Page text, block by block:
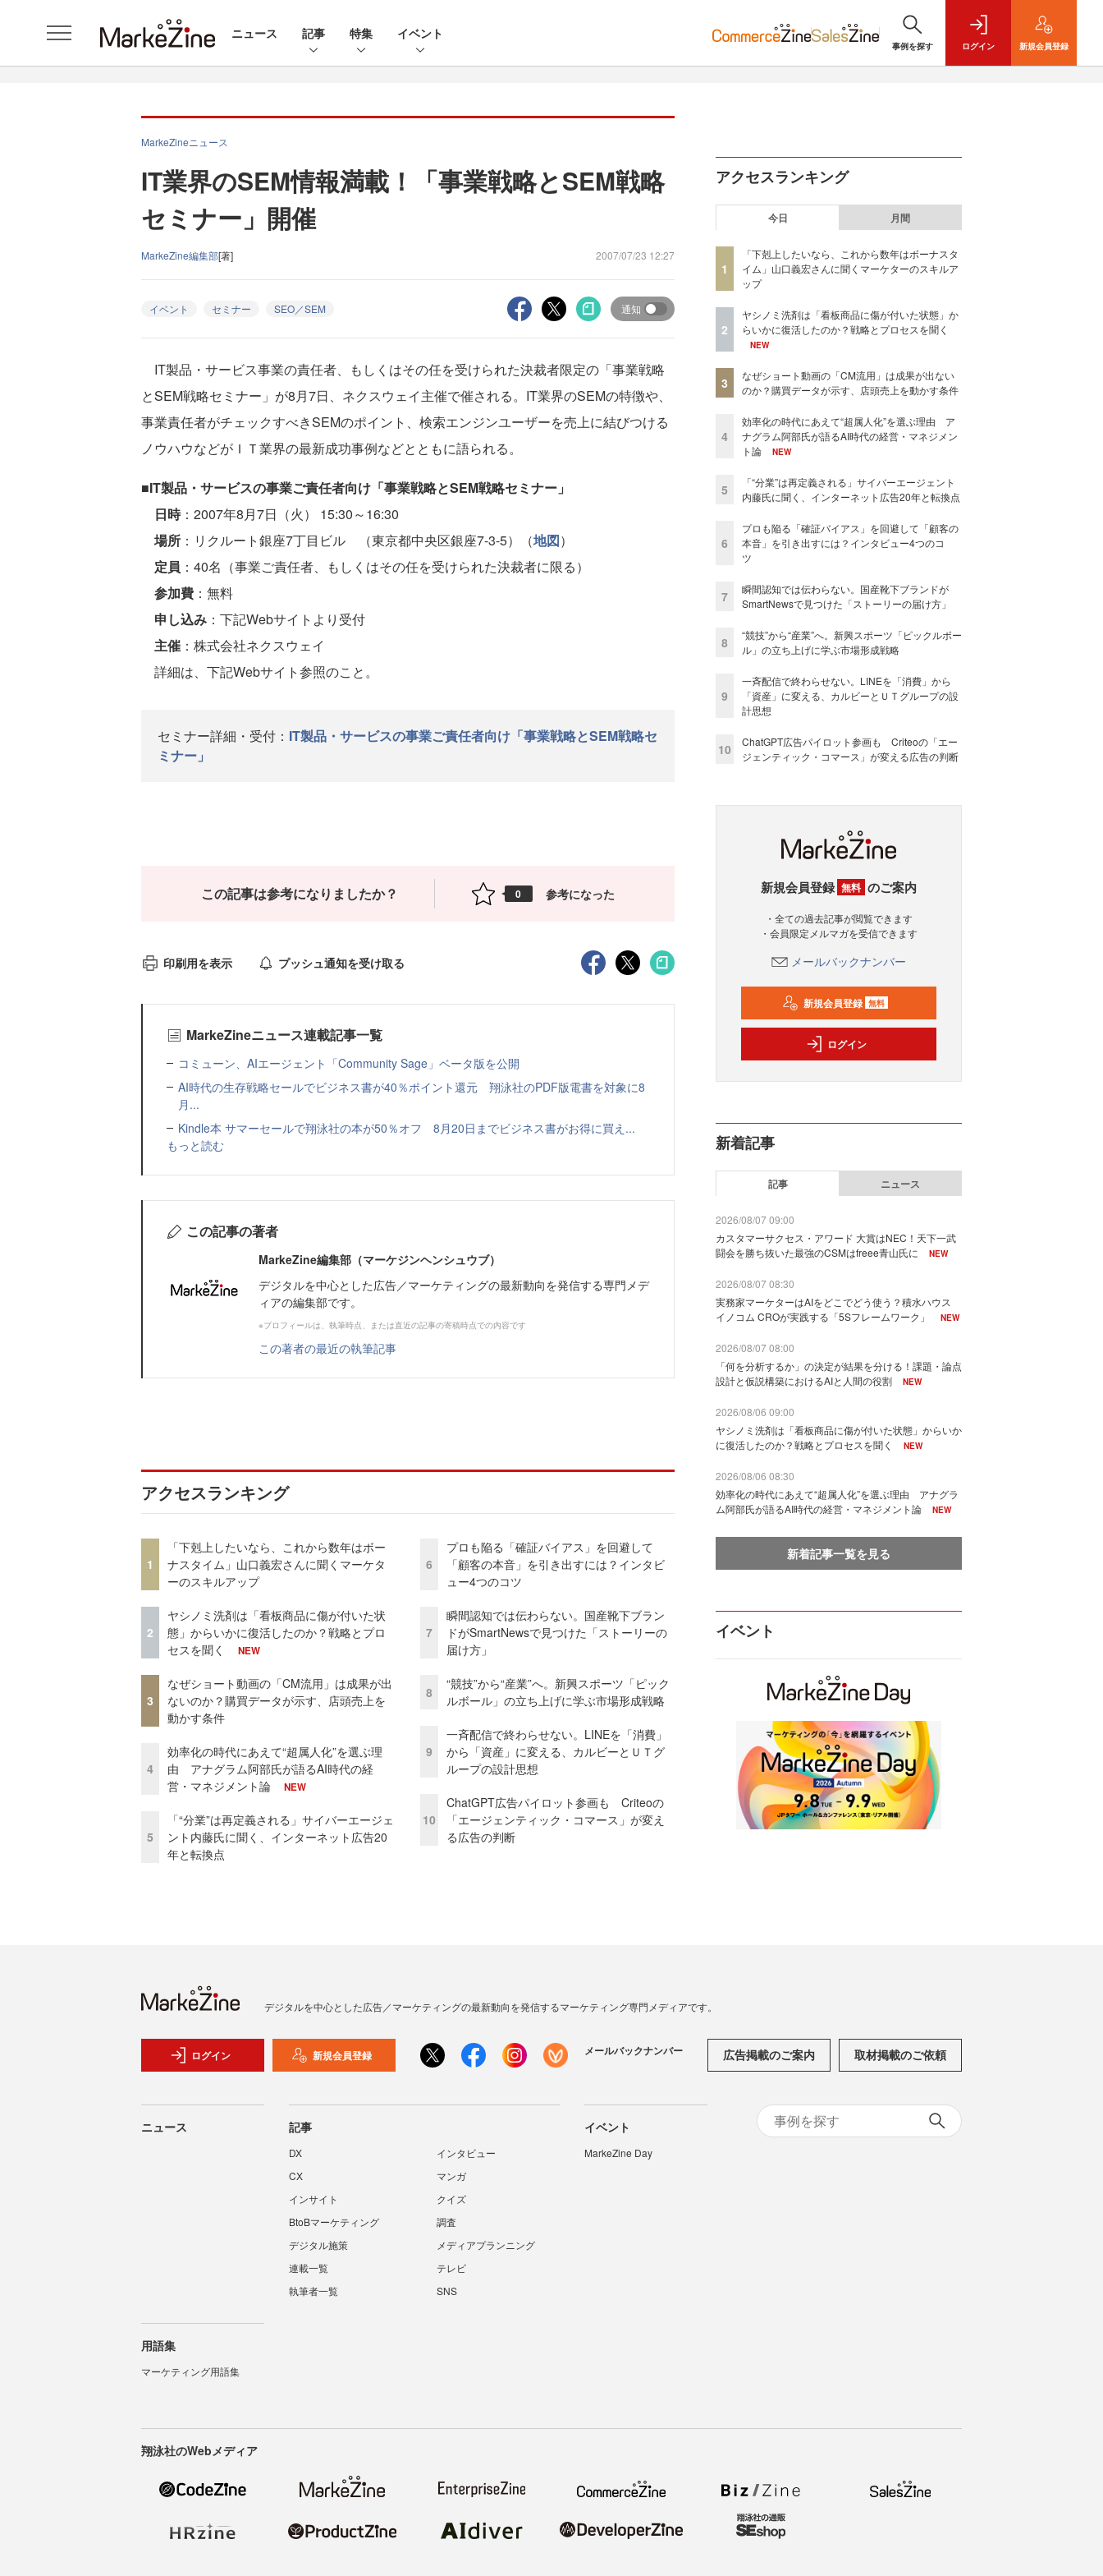
ニュース 記事 特集 イベント
事例を探す ログイン 新規会員登録
MarkeZineニュース
IT業界のSEM情報満載！「事業戦略とSEM戦略
セミナー」開催
MarkeZine編集部[著] 2007/07/23 12:27
イベント セミナー SEO／SEM 通知
IT製品・サービス事業の責任者、もしくはその任を受けられた決裁者限定の「事業戦略
とSEM戦略セミナー」が8月7日、ネクスウェイ主催で催される。IT業界のSEMの特徴や、
事業責任者がチェックすべきSEMのポイント、検索エンジンユーザーを売上に結びつける
ノウハウなどがＩＴ業界の最新成功事例などとともに語られる。
■IT製品・サービスの事業ご責任者向け「事業戦略とSEM戦略セミナー」
日時：2007年8月7日（火） 15:30～16:30
場所 ：リクルート銀座7丁目ビル （東京都中央区銀座7-3-5）（地図）
定員 ：40名（事業ご責任者、もしくはその任を受けられた決裁者に限る）
参加費 ：無料
申し込み ：下記Webサイトより受付
主催 ：株式会社ネクスウェイ
詳細は、下記Webサイト参照のこと。
セミナー詳細・受付： IT製品・サービスの事業ご責任者向け「事業戦略とSEM戦略セ
ミナー」
この記事は参考になりましたか？ 0 参考になった
印刷用を表示 プッシュ通知を受け取る
MarkeZineニュース連載記事一覧
コミューン、AIエージェント「Community Sage」ベータ版を公開
AI時代の生存戦略セールでビジネス書が40％ポイント還元 翔泳社のPDF版電書を対象に8
月...
Kindle本 サマーセールで翔泳社の本が50％オフ 8月20日までビジネス書がお得に買え...
もっと読む
この記事の著者
MarkeZine編集部（マーケジンヘンシュウブ）
デジタルを中心とした広告／マーケティングの最新動向を発信する専門メデ
ィアの編集部です。
※プロフィールは、執筆時点、または直近の記事の寄稿時点での内容です
この著者の最近の執筆記事
アクセスランキング
1
「下剋上したいなら、これから数年はボー
ナスタイム」山口義宏さんに聞くマーケタ
ーのスキルアップ
2
ヤシノミ洗剤は「看板商品に傷が付いた状
態」からいかに復活したのか？戦略とプロ
セスを聞く
NEW
3
なぜショート動画の「CM流用」は成果が出
ないのか？購買データが示す、店頭売上を
動かす条件
4
効率化の時代にあえて“超属人化”を選ぶ理
由 アナグラム阿部氏が語るAI時代の経
営・マネジメント論
NEW
5
「“分業”は再定義される」サイバーエージェ
ント内藤氏に聞く、インターネット広告20
年と転換点
6
プロも陥る「確証バイアス」を回避して
「顧客の本音」を引き出すには？インタビ
ュー4つのコツ
7
瞬間認知では伝わらない。国産靴下ブラン
ドがSmartNewsで見つけた「ストーリーの
届け方」
8
“競技”から“産業”へ。新興スポーツ「ピック
ルボール」の立ち上げに学ぶ市場形成戦略
9
一斉配信で終わらせない。LINEを「消費」
から「資産」に変える、カルビーとＵＴグ
ループの設計思想
10
ChatGPT広告パイロット参画も Criteoの
「エージェンティック・コマース」が変え
る広告の判断
アクセスランキング
今日 月間
1
「下剋上したいなら、これから数年はボーナスタ
イム」山口義宏さんに聞くマーケターのスキルア
ップ
2
ヤシノミ洗剤は「看板商品に傷が付いた状態」か
らいかに復活したのか？戦略とプロセスを聞く
NEW
3
なぜショート動画の「CM流用」は成果が出ない
のか？購買データが示す、店頭売上を動かす条件
4
効率化の時代にあえて“超属人化”を選ぶ理由 ア
ナグラム阿部氏が語るAI時代の経営・マネジメン
ト論
NEW
5
「“分業”は再定義される」サイバーエージェント
内藤氏に聞く、インターネット広告20年と転換点
6
プロも陥る「確証バイアス」を回避して「顧客の
本音」を引き出すには？インタビュー4つのコ
ツ
7
瞬間認知では伝わらない。国産靴下ブランドが
SmartNewsで見つけた「ストーリーの届け方」
8
“競技”から“産業”へ。新興スポーツ「ピックルボー
ル」の立ち上げに学ぶ市場形成戦略
9
一斉配信で終わらせない。LINEを「消費」から
「資産」に変える、カルビーとＵＴグループの設
計思想
10
ChatGPT広告パイロット参画も Criteoの「エー
ジェンティック・コマース」が変える広告の判断
新規会員登録 無料 のご案内
・全ての過去記事が閲覧できます
・会員限定メルマガを受信できます
メールバックナンバー
新規会員登録 無料
ログイン
新着記事
記事 ニュース
2026/08/07 09:00
カスタマーサクセス・アワード 大賞はNEC！天下一武
闘会を勝ち抜いた最強のCSMはfreee青山氏に
NEW
2026/08/07 08:30
実務家マーケターはAIをどこでどう使う？積水ハウス
イノコム CROが実践する「5Sフレームワーク」
NEW
2026/08/07 08:00
「何を分析するか」の決定が結果を分ける！課題・論点
設計と仮説構築におけるAIと人間の役割
NEW
2026/08/06 09:00
ヤシノミ洗剤は「看板商品に傷が付いた状態」からいか
に復活したのか？戦略とプロセスを聞く
NEW
2026/08/06 08:30
効率化の時代にあえて“超属人化”を選ぶ理由 アナグラ
ム阿部氏が語るAI時代の経営・マネジメント論
NEW
新着記事一覧を見る
イベント
デジタルを中心とした広告／マーケティングの最新動向を発信するマーケティング専門メディアです。
ログイン 新規会員登録 メールバックナンバー 広告掲載のご案内 取材掲載のご依頼
ニュース 記事
DX
インタビュー
CX
マンガ
インサイト
クイズ
BtoBマーケティング
調査
デジタル施策
メディアプランニング
連載一覧
テレビ
執筆者一覧
SNS
イベント
MarkeZine Day
用語集
マーケティング用語集
翔泳社のWebメディア